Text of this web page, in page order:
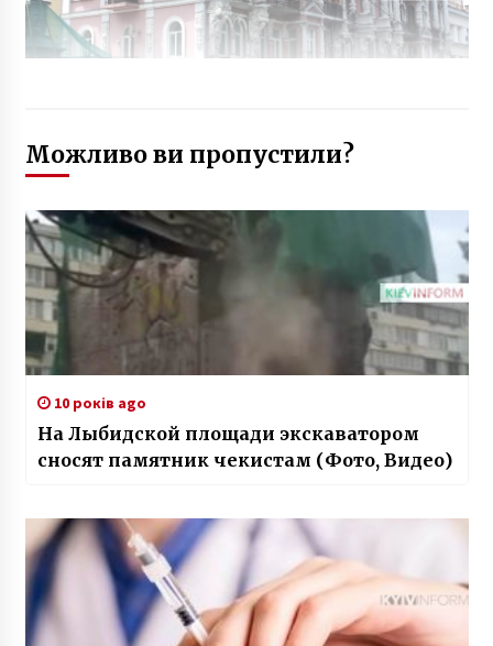
Можливо ви пропустили?
10 років ago
На Лыбидской площади экскаватором
сносят памятник чекистам (Фото, Видео)